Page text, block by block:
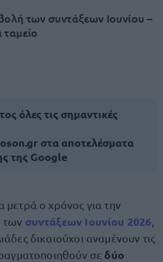
των συντάξεων Ιουνίου –
όλες τις σημαντικές
στα αποτελέσματα
της Google
μετρά ο χρόνος για την
των συντάξεων Ιουνίου 2026
δικαιούχοι αναμένουν τις
σε δύο